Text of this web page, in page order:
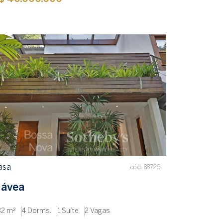
cód. 88725
m² 4 Dorms. 1 Suíte 2 Vagas